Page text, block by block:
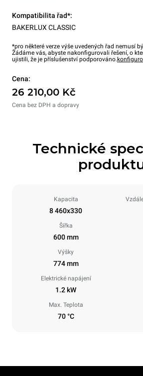
Kompatibilita řad*:
BAKERLUX CLASSIC
*pro některé verze výše uvedených řad nemusí
Žádáme vás, abyste nakonfigurovali řešení, o
ujistili, že je příslušenství podporováno.
Cena:
26 210,00 Kč
Cena bez DPH a dopravy
Technické
Kapacita
8 460x330
Šířka
600 mm
Výšky
774 mm
Elektrické napájení
1.2 kW
Max. Teplota
70 °C